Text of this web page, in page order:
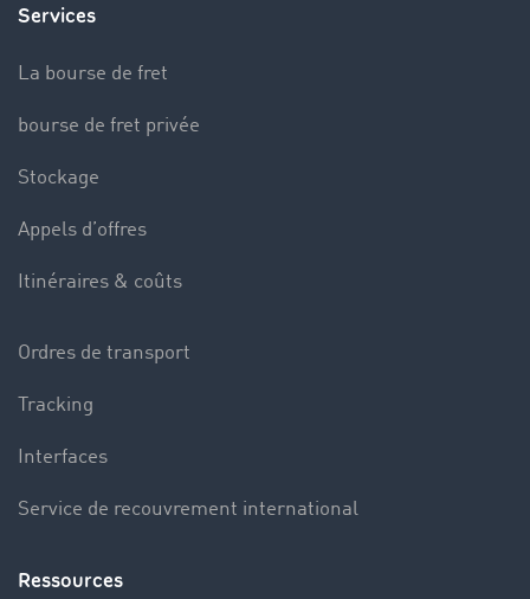
Services
La bourse de fret
bourse de fret privée
Stockage
Appels d’offres
Itinéraires & coûts
Ordres de transport
Tracking
Interfaces
Service de recouvrement international
Ressources